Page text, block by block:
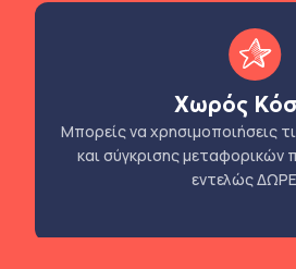
Χωρός
Μπορείς να χρησιμοποιήσεις
και σύγκρισης μεταφορικών
εντελώς